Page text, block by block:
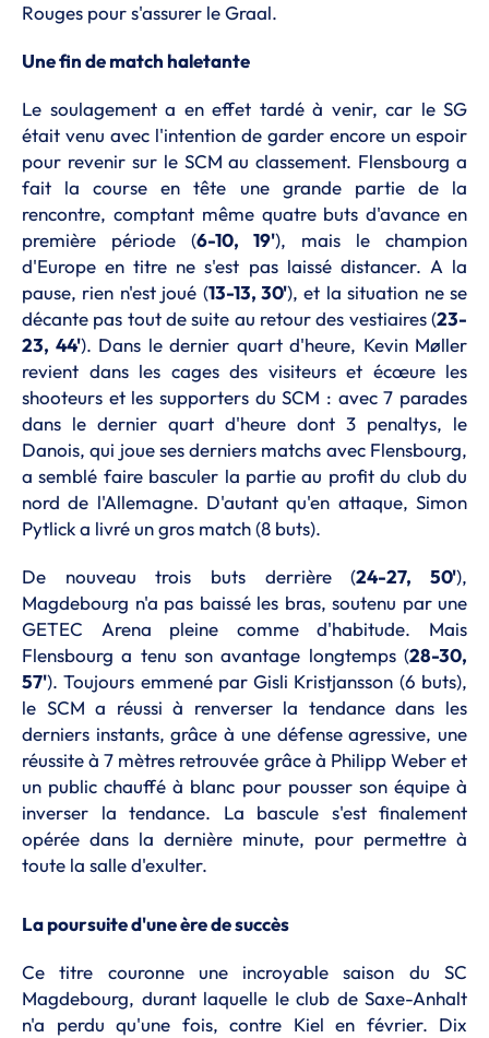
Rouges pour s'assurer le Graal.
Une fin de match haletante
Le soulagement a en effet tardé à venir, car le SG
était venu avec l'intention de garder encore un espoir
pour revenir sur le SCM au classement. Flensbourg a
fait la course en tête une grande partie de la
rencontre, comptant même quatre buts d'avance en
première période (6-10, 19'), mais le champion
d'Europe en titre ne s'est pas laissé distancer. A la
pause, rien n'est joué (13-13, 30'), et la situation ne se
décante pas tout de suite au retour des vestiaires (23-
23, 44'). Dans le dernier quart d'heure, Kevin Møller
revient dans les cages des visiteurs et écœure les
shooteurs et les supporters du SCM : avec 7 parades
dans le dernier quart d'heure dont 3 penaltys, le
Danois, qui joue ses derniers matchs avec Flensbourg,
a semblé faire basculer la partie au profit du club du
nord de l'Allemagne. D'autant qu'en attaque, Simon
Pytlick a livré un gros match (8 buts).
De nouveau trois buts derrière (24-27, 50'),
Magdebourg n'a pas baissé les bras, soutenu par une
GETEC Arena pleine comme d'habitude. Mais
Flensbourg a tenu son avantage longtemps (28-30,
57'). Toujours emmené par Gisli Kristjansson (6 buts),
le SCM a réussi à renverser la tendance dans les
derniers instants, grâce à une défense agressive, une
réussite à 7 mètres retrouvée grâce à Philipp Weber et
un public chauffé à blanc pour pousser son équipe à
inverser la tendance. La bascule s'est finalement
opérée dans la dernière minute, pour permettre à
toute la salle d'exulter.
La poursuite d'une ère de succès
Ce titre couronne une incroyable saison du SC
Magdebourg, durant laquelle le club de Saxe-Anhalt
n'a perdu qu'une fois, contre Kiel en février. Dix